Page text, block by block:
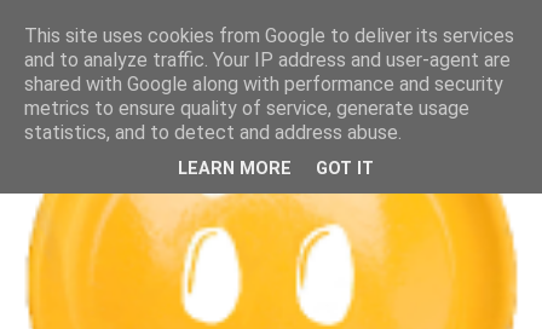
This site uses cookies from Google to deliver its services
and to analyze traffic. Your IP address and user-agent are
shared with Google along with performance and security
metrics to ensure quality of service, generate usage
statistics, and to detect and address abuse.
LEARN MORE GOT IT